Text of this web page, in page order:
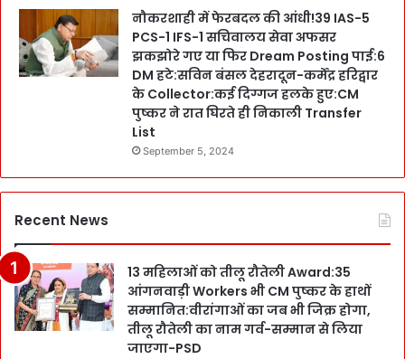
नौकरशाही में फेरबदल की आंधी!39 IAS-5
PCS-1 IFS-1 सचिवालय सेवा अफसर
झकझोरे गए या फिर Dream Posting पाई:6
DM हटे:सविन बंसल देहरादून-कर्मेंद्र हरिद्वार
के Collector:कई दिग्गज हलके हुए:CM
पुष्कर ने रात घिरते ही निकाली Transfer
List
September 5, 2024
Recent News
13 महिलाओं को तीलू रौतेली Award:35
आंगनवाड़ी Workers भी CM पुष्कर के हाथों
सम्मानित:वीरांगाओं का जब भी जिक्र होगा,
तीलू रौतेली का नाम गर्व-सम्मान से लिया
जाएगा-PSD